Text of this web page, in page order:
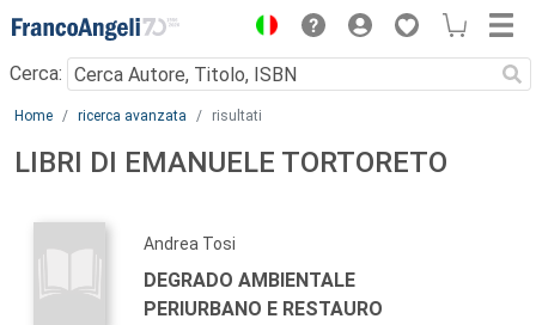
Menu
Cerca:
Main content
Home ricerca avanzata risultati
LIBRI DI EMANUELE TORTORETO
Andrea Tosi
DEGRADO AMBIENTALE
PERIURBANO E RESTAURO